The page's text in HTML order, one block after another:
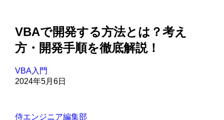
VBAで開発する方法とは？考え
方・開発手順を徹底解説！
VBA入門
2024年5月6日
侍エンジニア編集部